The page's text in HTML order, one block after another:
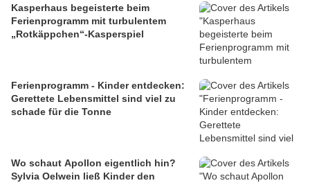
Kasperhaus begeisterte beim
Ferienprogramm mit turbulentem
„Rotkäppchen“-Kasperspiel
Ferienprogramm - Kinder entdecken:
Gerettete Lebensmittel sind viel zu
schade für die Tonne
Wo schaut Apollon eigentlich hin?
Sylvia Oelwein ließ Kinder den